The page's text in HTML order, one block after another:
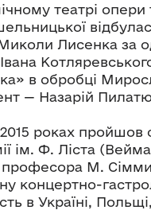
театрі опери
Лисенка за
в обробці
— Назарій
роках пройшов
ім. Ф. Ліста
професора М.
концертно-
в Україні,